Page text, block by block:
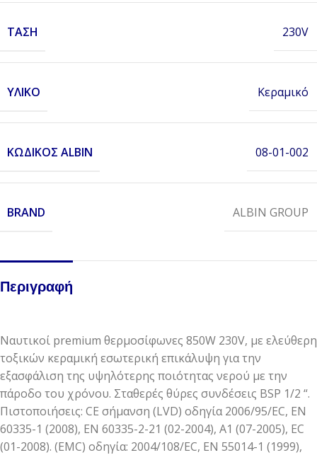
ΤΆΣΗ 230V
ΥΛΙΚΌ Κεραμικό
ΚΩΔΙΚΌΣ ALBIN 08-01-002
BRAND ALBIN GROUP
Περιγραφή
Ναυτικοί premium θερμοσίφωνες 850W 230V, με ελεύθερη
τοξικών κεραμική εσωτερική επικάλυψη για την
εξασφάλιση της υψηλότερης ποιότητας νερού με την
πάροδο του χρόνου. Σταθερές θύρες συνδέσεις BSP 1/2 “.
Πιστοποιήσεις: CE σήμανση (LVD) οδηγία 2006/95/EC, EN
60335-1 (2008), EN 60335-2-21 (02-2004), A1 (07-2005), EC
(01-2008). (EMC) οδηγία: 2004/108/EC, EN 55014-1 (1999),